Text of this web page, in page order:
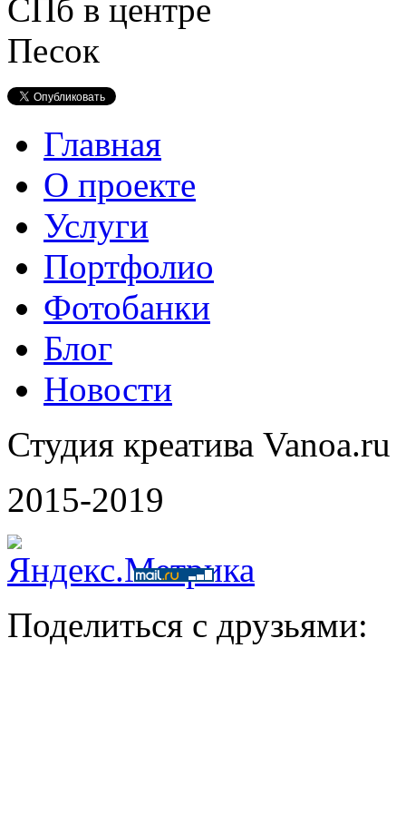
Главная
О проекте
Услуги
Портфолио
Фотобанки
Блог
Новости
Студия креатива Vanoa.ru
2015-2019
Поделиться с друзьями: